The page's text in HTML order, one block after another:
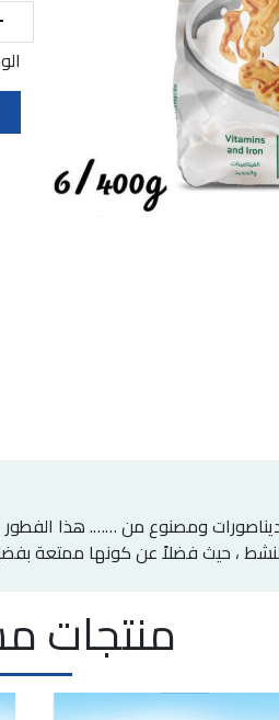
ومصنوع من ……. هذا الفطور
، حيث فضلاً عن كونها ممتعة
منتجات